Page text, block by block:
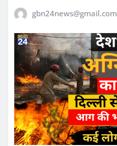
gbn24news@gmail.com